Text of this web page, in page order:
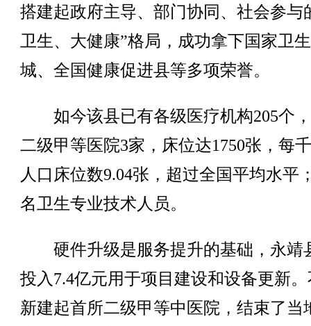
搭建起政府主导、部门协同、社会参与
卫生、大健康”格局，成功拿下国家卫
城、全国健康促进县等多项荣誉。
如今该县已有各级医疗机构205个
二级甲等医院3家，床位达1750张，每
人口床位数9.04张，超过全国平均水平
名卫生专业技术人员。
硬件升级是服务提升的基础，永靖
投入7.4亿元用于项目建设和设备更新
新建起首所二级甲等中医院，结束了当